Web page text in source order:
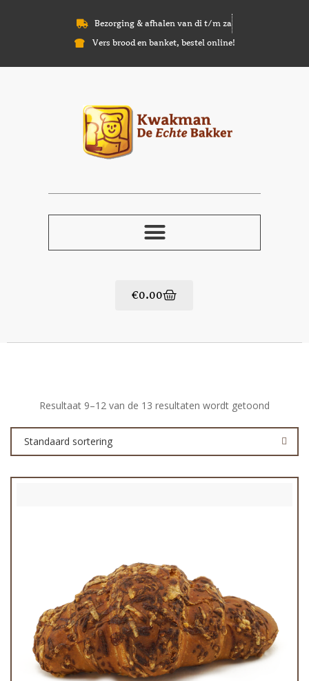
Bezorging & afhalen van di t/m za
Vers brood en banket, bestel online!
€0.00
Resultaat 9–12 van de 13 resultaten wordt getoond
Standaard sortering